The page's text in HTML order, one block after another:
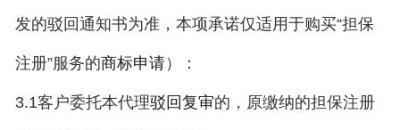
发的驳回通知书为准，本项承诺仅适用于购买“担保
注册”服务的商标申请）：
3.1客户委托本代理驳回复审的，原缴纳的担保注册